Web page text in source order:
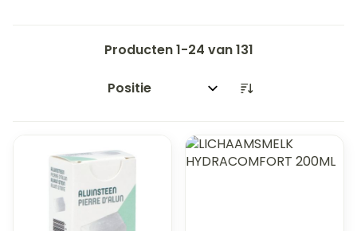
Producten1-24 van131
Sorteer op: